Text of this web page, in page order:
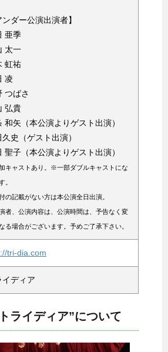
ンダー公演出演者】
亜季
太一
虹祐
凌
つばさ
弘貴
和矢（本公演よりゲスト出演）
史（ゲスト出演）
聖子（本公演よりゲスト出演）
キャストあり。※一部ダブルキャストにな
。
の記載がない方は本公演全日出演。
者、公演内容は、公演時間は、予告なく変
る場合がございます。予めご了承下さい。
tri-dia.com
イディア
ライディア”について